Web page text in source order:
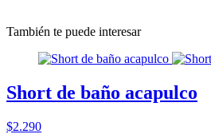
También te puede interesar
Short de baño acapulco
$2.290